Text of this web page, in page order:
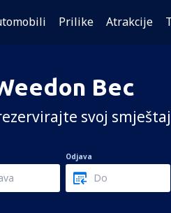
Prilike Atrakcije
Bec
svoj
Odjava